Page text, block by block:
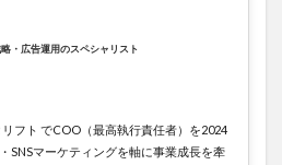
・広告運用のスペシャリスト
フト でCOO（最高執行責任者）を2024
SNSマーケティングを軸に事業成長を牽